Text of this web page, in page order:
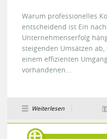
Warum professionelles
entscheidend ist Ein
Unternehmenserfolg
steigenden Umsätzen
einem effizienten
vorhandenen...
Weiterlesen